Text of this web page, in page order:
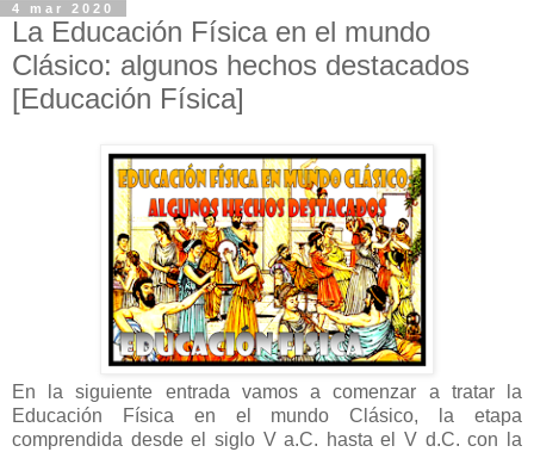
4 mar 2020
La Educación Física en el mundo
Clásico: algunos hechos destacados
[Educación Física]
En la siguiente entrada vamos a comenzar a tratar la
Educación Física en el mundo Clásico, la etapa
comprendida desde el siglo V a.C. hasta el V d.C. con la